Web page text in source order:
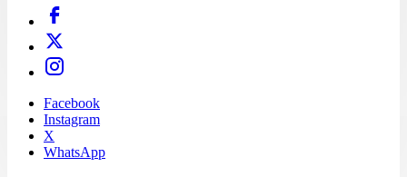
Facebook
Instagram
X
WhatsApp